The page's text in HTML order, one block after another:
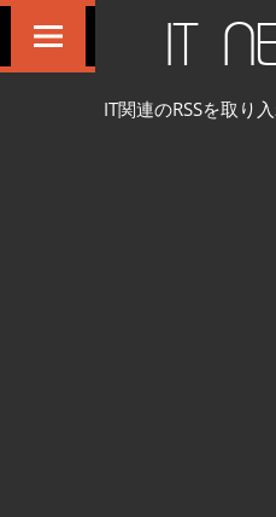
IT
IT関連のRSSを取り